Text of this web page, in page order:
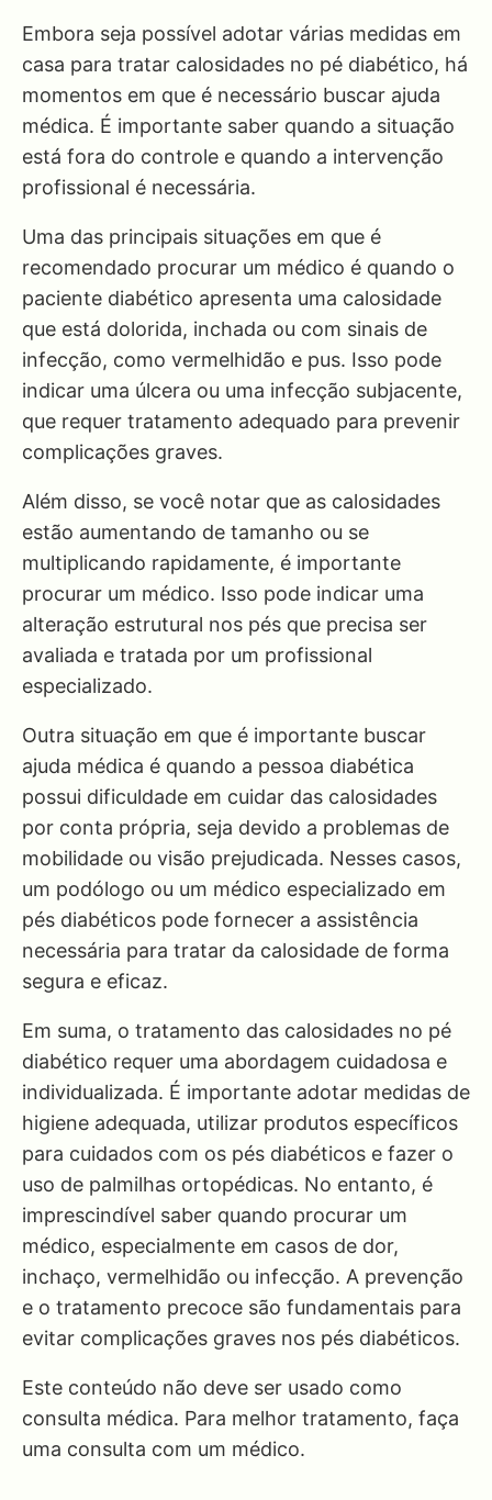
Embora seja possível adotar várias medidas em
casa para tratar calosidades no pé diabético, há
momentos em que é necessário buscar ajuda
médica. É importante saber quando a situação
está fora do controle e quando a intervenção
profissional é necessária.
Uma das principais situações em que é
recomendado procurar um médico é quando o
paciente diabético apresenta uma calosidade
que está dolorida, inchada ou com sinais de
infecção, como vermelhidão e pus. Isso pode
indicar uma úlcera ou uma infecção subjacente,
que requer tratamento adequado para prevenir
complicações graves.
Além disso, se você notar que as calosidades
estão aumentando de tamanho ou se
multiplicando rapidamente, é importante
procurar um médico. Isso pode indicar uma
alteração estrutural nos pés que precisa ser
avaliada e tratada por um profissional
especializado.
Outra situação em que é importante buscar
ajuda médica é quando a pessoa diabética
possui dificuldade em cuidar das calosidades
por conta própria, seja devido a problemas de
mobilidade ou visão prejudicada. Nesses casos,
um podólogo ou um médico especializado em
pés diabéticos pode fornecer a assistência
necessária para tratar da calosidade de forma
segura e eficaz.
Em suma, o tratamento das calosidades no pé
diabético requer uma abordagem cuidadosa e
individualizada. É importante adotar medidas de
higiene adequada, utilizar produtos específicos
para cuidados com os pés diabéticos e fazer o
uso de palmilhas ortopédicas. No entanto, é
imprescindível saber quando procurar um
médico, especialmente em casos de dor,
inchaço, vermelhidão ou infecção. A prevenção
e o tratamento precoce são fundamentais para
evitar complicações graves nos pés diabéticos.
Este conteúdo não deve ser usado como
consulta médica. Para melhor tratamento, faça
uma consulta com um médico.